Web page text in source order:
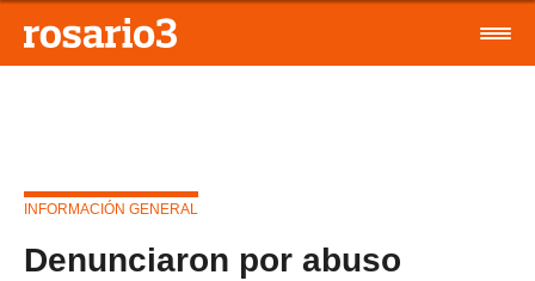
INFORMACIÓN GENERAL
Denunciaron por abuso